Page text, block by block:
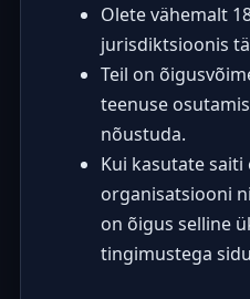
Olete vähemalt
jurisdiktsioonis
Teil on
teenuse
nõustuda.
Kui kasutate
organisatsiooni
on õigus selline
tingimustega